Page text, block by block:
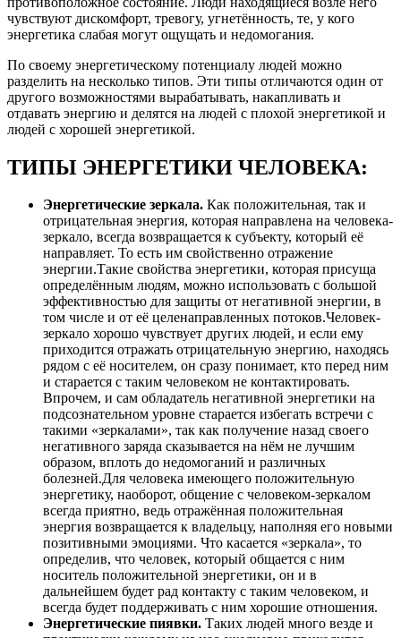
чувствуют дискомфорт, тревогу, угнетённость, те, у кого
энергетика слабая могут ощущать и недомогания.
По своему энергетическому потенциалу людей можно
разделить на несколько типов. Эти типы отличаются один от
другого возможностями вырабатывать, накапливать и
отдавать энергию и делятся на людей с плохой энергетикой и
людей с хорошей энергетикой.
ТИПЫ ЭНЕРГЕТИКИ ЧЕЛОВЕКА:
Энергетические зеркала. Как положительная, так и
отрицательная энергия, которая направлена на человека-
зеркало, всегда возвращается к субъекту, который её
направляет. То есть им свойственно отражение
энергии.Такие свойства энергетики, которая присуща
определённым людям, можно использовать с большой
эффективностью для защиты от негативной энергии, в
том числе и от её целенаправленных потоков.Человек-
зеркало хорошо чувствует других людей, и если ему
приходится отражать отрицательную энергию, находясь
рядом с её носителем, он сразу понимает, кто перед ним
и старается с таким человеком не контактировать.
Впрочем, и сам обладатель негативной энергетики на
подсознательном уровне старается избегать встречи с
такими «зеркалами», так как получение назад своего
негативного заряда сказывается на нём не лучшим
образом, вплоть до недомоганий и различных
болезней.Для человека имеющего положительную
энергетику, наоборот, общение с человеком-зеркалом
всегда приятно, ведь отражённая положительная
энергия возвращается к владельцу, наполняя его новыми
позитивными эмоциями. Что касается «зеркала», то
определив, что человек, который общается с ним
носитель положительной энергетики, он и в
дальнейшем будет рад контакту с таким человеком, и
всегда будет поддерживать с ним хорошие отношения.
Энергетические пиявки. Таких людей много везде и